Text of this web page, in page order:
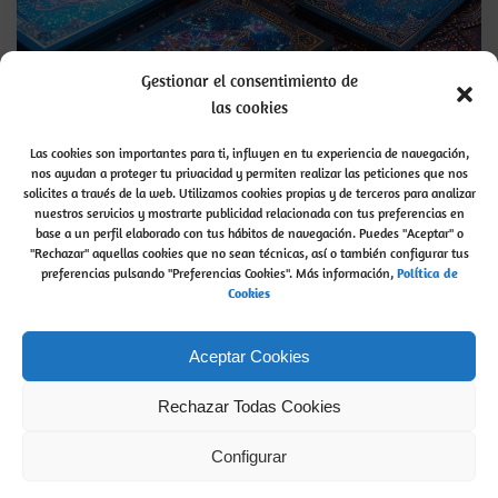
Gestionar el consentimiento de
las cookies
Las cookies son importantes para ti, influyen en tu experiencia de navegación,
nos ayudan a proteger tu privacidad y permiten realizar las peticiones que nos
solicites a través de la web. Utilizamos cookies propias y de terceros para analizar
nuestros servicios y mostrarte publicidad relacionada con tus preferencias en
base a un perfil elaborado con tus hábitos de navegación. Puedes "Aceptar" o
"Rechazar" aquellas cookies que no sean técnicas, así o también configurar tus
preferencias pulsando "Preferencias Cookies". Más información, Política de
Cookies
Aceptar Cookies
Rechazar Todas Cookies
Configurar
Cambia tu primero
Te dejo esta reflexión para que puedas pensar y
proyectar la vida que desean, depende solo […]
admin read more...
Buscar